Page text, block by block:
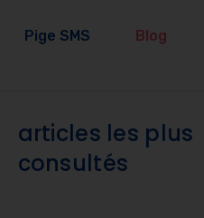
Pige SMS Blog
articles les plus
consultés